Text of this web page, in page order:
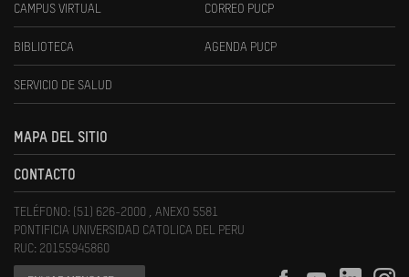
CAMPUS VIRTUAL CORREO PUCP
BIBLIOTECA AGENDA PUCP
SERVICIO DE SALUD
MAPA DEL SITIO
CONTACTO
TELÉFONO: (51) 626-2000 , ANEXO 5581
PONTIFICIA UNIVERSIDAD CATOLICA DEL PERU
RUC: 20155945860